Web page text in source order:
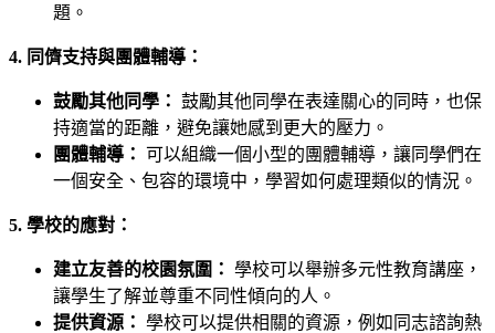
題。
4. 同儕支持與團體輔導：
鼓勵其他同學： 鼓勵其他同學在表達關心的同時，也保
持適當的距離，避免讓她感到更大的壓力。
團體輔導： 可以組織一個小型的團體輔導，讓同學們在
一個安全、包容的環境中，學習如何處理類似的情況。
5. 學校的應對：
建立友善的校園氛圍： 學校可以舉辦多元性教育講座，
讓學生了解並尊重不同性傾向的人。
提供資源： 學校可以提供相關的資源，例如同志諮詢熱